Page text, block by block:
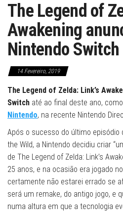
The Legend of
Awakening
Nintendo Switch
14 Fevereiro, 2019
The Legend of Zelda: Link’s
Switch até ao final deste ano,
Nintendo, na recente Nintendo
Após o sucesso do último episódio
the Wild, a Nintendo decidiu criar
de The Legend of Zelda: Link’s
25 anos, e na ocasião era jogado
certamente não estarei errado se
será um remake, do antigo jogo, e
numa altura em que a tecnologia